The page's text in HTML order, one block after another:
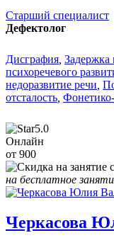
Старший специалист
Дефектолог
Дисграфия Задержка
психоречевого
недоразвитие речи
отсталость
5.0
Онлайн
от 900
на бесплатное
Черкасова